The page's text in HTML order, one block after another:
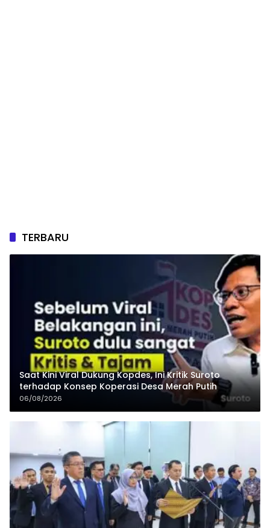
TERBARU
Saat Kini Viral Dukung Kopdes, Ini Kritik Suroto
terhadap Konsep Koperasi Desa Merah Putih
06/08/2026